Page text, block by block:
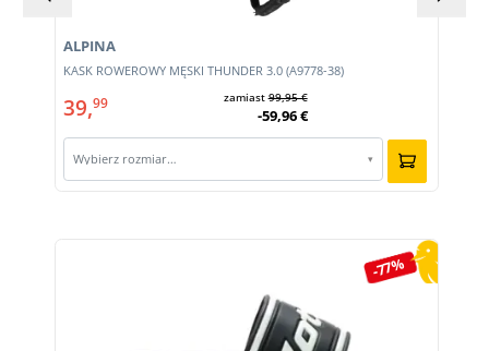
KASK ROWEROWY MĘSKI THUNDER 3.0 (A9778-38)
ALPINA
39,99 zamiast99,95 €
-59,96 €
Wybierz rozmiar… ▾
-77%